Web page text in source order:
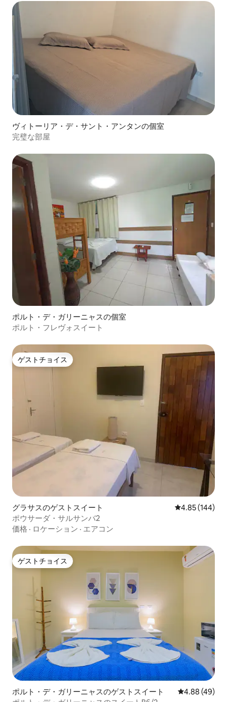
ヴィトーリア・デ・サント・アンタンの個室
完璧な部屋
ポルト・デ・ガリーニャスの個室
ポルト・フレヴォスイート
ゲストチョイス
ゲストチョイス
グラサスのゲストスイート レビュー144
4.85 (144)
ポウサーダ・サルサンバ2
価格 · ロケーション · エアコン
ゲストチョイス
ゲストチョイス
ポルト・デ・ガリーニャスのゲストスイート レビュー49
4.88 (49)